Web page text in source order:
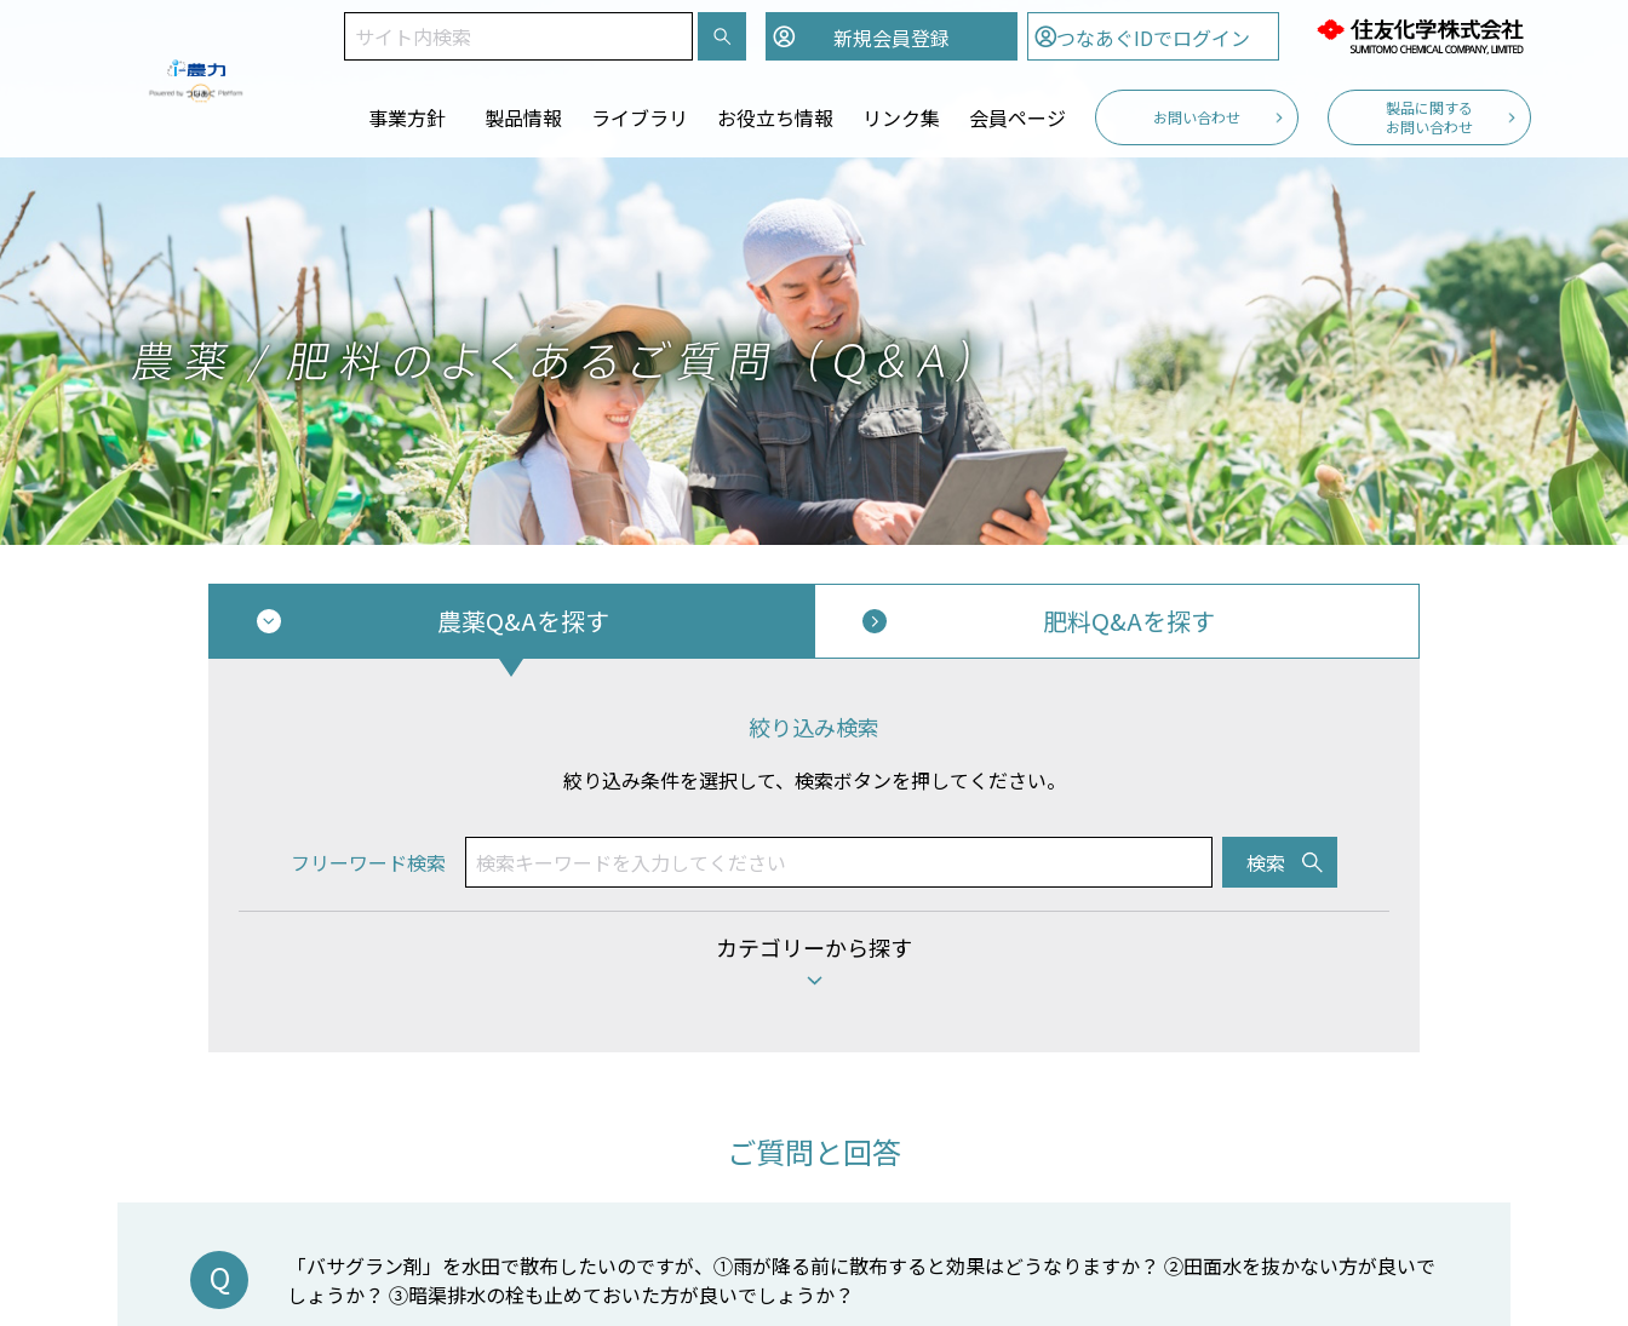
新規会員登録 つなあぐIDでログイン
事業方針 製品情報 ライブラリ お役立ち情報 リンク集 会員ページ お問い合わせ
製品に関する
お問い合わせ
農薬Q&Aを探す 肥料Q&Aを探す
絞り込み検索
絞り込み条件を選択して、検索ボタンを押してください。
フリーワード検索
カテゴリーから探す
ご質問と回答
「バサグラン剤」を水田で散布したいのですが、①雨が降る前に散布すると効果はどうなりますか？ ②田面水を抜かない方が良いで
しょうか？ ③暗渠排水の栓も止めておいた方が良いでしょうか？